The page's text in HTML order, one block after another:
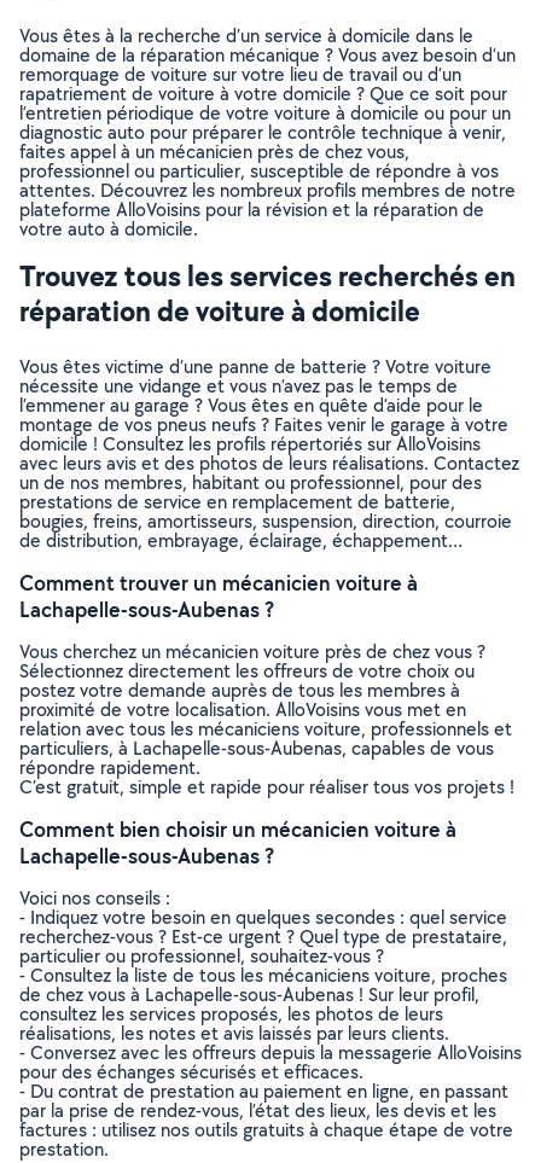
Vous êtes à la recherche d’un service à domicile dans le
domaine de la réparation mécanique ? Vous avez besoin d’un
remorquage de voiture sur votre lieu de travail ou d’un
rapatriement de voiture à votre domicile ? Que ce soit pour
l’entretien périodique de votre voiture à domicile ou pour un
diagnostic auto pour préparer le contrôle technique à venir,
faites appel à un mécanicien près de chez vous,
professionnel ou particulier, susceptible de répondre à vos
attentes. Découvrez les nombreux profils membres de notre
plateforme AlloVoisins pour la révision et la réparation de
votre auto à domicile.
Trouvez tous les services recherchés en
réparation de voiture à domicile
Vous êtes victime d’une panne de batterie ? Votre voiture
nécessite une vidange et vous n’avez pas le temps de
l’emmener au garage ? Vous êtes en quête d’aide pour le
montage de vos pneus neufs ? Faites venir le garage à votre
domicile ! Consultez les profils répertoriés sur AlloVoisins
avec leurs avis et des photos de leurs réalisations. Contactez
un de nos membres, habitant ou professionnel, pour des
prestations de service en remplacement de batterie,
bougies, freins, amortisseurs, suspension, direction, courroie
de distribution, embrayage, éclairage, échappement…
Comment trouver un mécanicien voiture à
Lachapelle-sous-Aubenas ?
Vous cherchez un mécanicien voiture près de chez vous ?
Sélectionnez directement les offreurs de votre choix ou
postez votre demande auprès de tous les membres à
proximité de votre localisation. AlloVoisins vous met en
relation avec tous les mécaniciens voiture, professionnels et
particuliers, à Lachapelle-sous-Aubenas, capables de vous
répondre rapidement.
C’est gratuit, simple et rapide pour réaliser tous vos projets !
Comment bien choisir un mécanicien voiture à
Lachapelle-sous-Aubenas ?
Voici nos conseils :
- Indiquez votre besoin en quelques secondes : quel service
recherchez-vous ? Est-ce urgent ? Quel type de prestataire,
particulier ou professionnel, souhaitez-vous ?
- Consultez la liste de tous les mécaniciens voiture, proches
de chez vous à Lachapelle-sous-Aubenas ! Sur leur profil,
consultez les services proposés, les photos de leurs
réalisations, les notes et avis laissés par leurs clients.
- Conversez avec les offreurs depuis la messagerie AlloVoisins
pour des échanges sécurisés et efficaces.
- Du contrat de prestation au paiement en ligne, en passant
par la prise de rendez-vous, l’état des lieux, les devis et les
factures : utilisez nos outils gratuits à chaque étape de votre
prestation.